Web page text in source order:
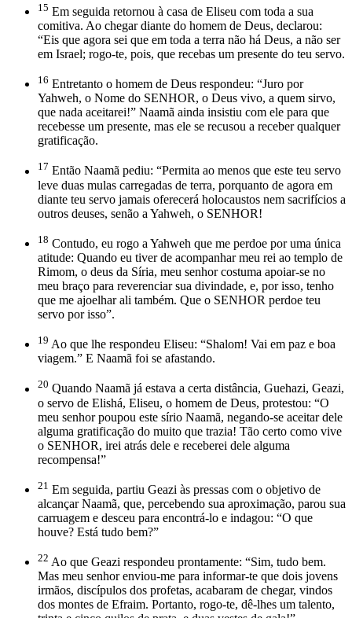
15 Em seguida retornou à casa de Eliseu com toda a sua
comitiva. Ao chegar diante do homem de Deus, declarou:
“Eis que agora sei que em toda a terra não há Deus, a não ser
em Israel; rogo-te, pois, que recebas um presente do teu servo.
16 Entretanto o homem de Deus respondeu: “Juro por
Yahweh, o Nome do SENHOR, o Deus vivo, a quem sirvo,
que nada aceitarei!” Naamã ainda insistiu com ele para que
recebesse um presente, mas ele se recusou a receber qualquer
gratificação.
17 Então Naamã pediu: “Permita ao menos que este teu servo
leve duas mulas carregadas de terra, porquanto de agora em
diante teu servo jamais oferecerá holocaustos nem sacrifícios a
outros deuses, senão a Yahweh, o SENHOR!
18 Contudo, eu rogo a Yahweh que me perdoe por uma única
atitude: Quando eu tiver de acompanhar meu rei ao templo de
Rimom, o deus da Síria, meu senhor costuma apoiar-se no
meu braço para reverenciar sua divindade, e, por isso, tenho
que me ajoelhar ali também. Que o SENHOR perdoe teu
servo por isso”.
19 Ao que lhe respondeu Eliseu: “Shalom! Vai em paz e boa
viagem.” E Naamã foi se afastando.
20 Quando Naamã já estava a certa distância, Guehazi, Geazi,
o servo de Elishá, Eliseu, o homem de Deus, protestou: “O
meu senhor poupou este sírio Naamã, negando-se aceitar dele
alguma gratificação do muito que trazia! Tão certo como vive
o SENHOR, irei atrás dele e receberei dele alguma
recompensa!”
21 Em seguida, partiu Geazi às pressas com o objetivo de
alcançar Naamã, que, percebendo sua aproximação, parou sua
carruagem e desceu para encontrá-lo e indagou: “O que
houve? Está tudo bem?”
22 Ao que Geazi respondeu prontamente: “Sim, tudo bem.
Mas meu senhor enviou-me para informar-te que dois jovens
irmãos, discípulos dos profetas, acabaram de chegar, vindos
dos montes de Efraim. Portanto, rogo-te, dê-lhes um talento,